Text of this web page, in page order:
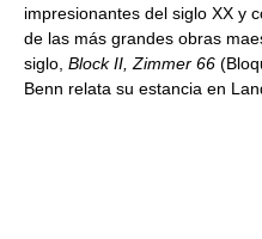
impresionantes del siglo XX y
de las más grandes obras
siglo, Block II, Zimmer 66
Benn relata su estancia en